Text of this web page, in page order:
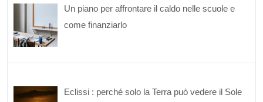
Un piano per affrontare il caldo nelle scuole e
come finanziarlo
Eclissi : perché solo la Terra può vedere il Sole